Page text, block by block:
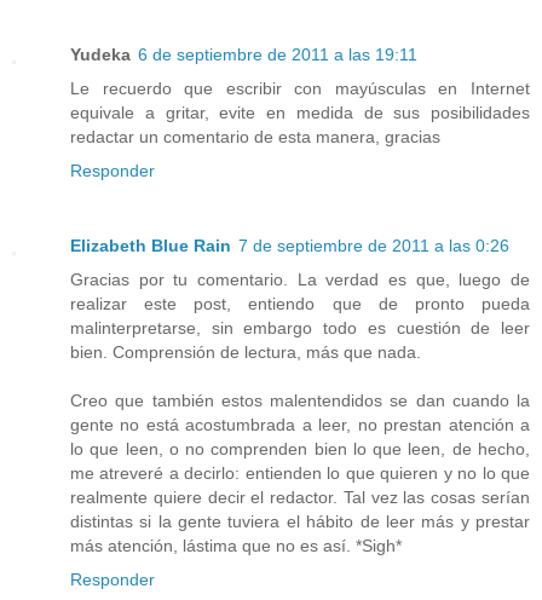
Yudeka 6 de septiembre de 2011 a las 19:11
Le recuerdo que escribir con mayúsculas en Internet
equivale a gritar, evite en medida de sus posibilidades
redactar un comentario de esta manera, gracias
Responder
Elizabeth Blue Rain 7 de septiembre de 2011 a las 0:26
Gracias por tu comentario. La verdad es que, luego de
realizar este post, entiendo que de pronto pueda
malinterpretarse, sin embargo todo es cuestión de leer
bien. Comprensión de lectura, más que nada.
Creo que también estos malentendidos se dan cuando la
gente no está acostumbrada a leer, no prestan atención a
lo que leen, o no comprenden bien lo que leen, de hecho,
me atreveré a decirlo: entienden lo que quieren y no lo que
realmente quiere decir el redactor. Tal vez las cosas serían
distintas si la gente tuviera el hábito de leer más y prestar
más atención, lástima que no es así. *Sigh*
Responder